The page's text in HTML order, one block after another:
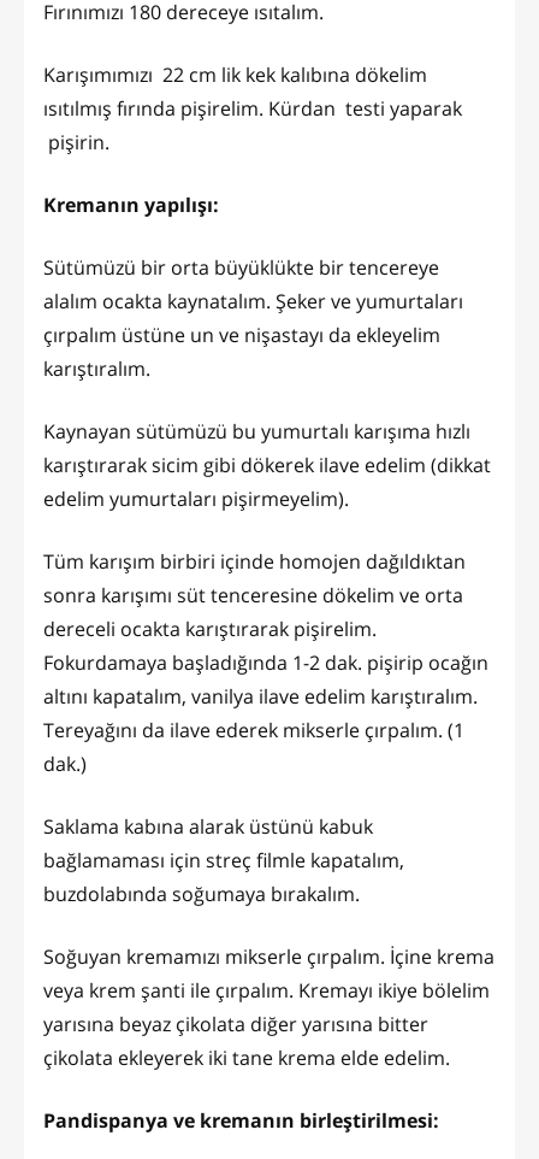
Fırınımızı 180 dereceye ısıtalım.
Karışımımızı 22 cm lik kek kalıbına dökelim
ısıtılmış fırında pişirelim. Kürdan testi yaparak
pişirin.
Kremanın yapılışı:
Sütümüzü bir orta büyüklükte bir tencereye
alalım ocakta kaynatalım. Şeker ve yumurtaları
çırpalım üstüne un ve nişastayı da ekleyelim
karıştıralım.
Kaynayan sütümüzü bu yumurtalı karışıma hızlı
karıştırarak sicim gibi dökerek ilave edelim (dikkat
edelim yumurtaları pişirmeyelim).
Tüm karışım birbiri içinde homojen dağıldıktan
sonra karışımı süt tenceresine dökelim ve orta
dereceli ocakta karıştırarak pişirelim.
Fokurdamaya başladığında 1-2 dak. pişirip ocağın
altını kapatalım, vanilya ilave edelim karıştıralım.
Tereyağını da ilave ederek mikserle çırpalım. (1
dak.)
Saklama kabına alarak üstünü kabuk
bağlamaması için streç filmle kapatalım,
buzdolabında soğumaya bırakalım.
Soğuyan kremamızı mikserle çırpalım. İçine krema
veya krem şanti ile çırpalım. Kremayı ikiye bölelim
yarısına beyaz çikolata diğer yarısına bitter
çikolata ekleyerek iki tane krema elde edelim.
Pandispanya ve kremanın birleştirilmesi: